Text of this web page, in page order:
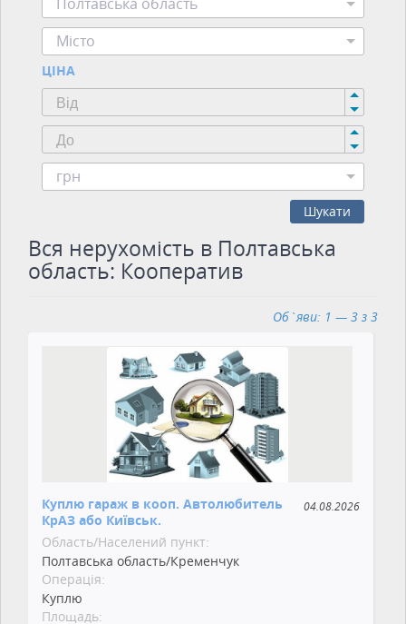
Місто
ЦІНА
грн
Шукати
Вся нерухомість в Полтавська
область: Кооператив
Об`яви: 1 — 3 з 3
Куплю гараж в кооп. Автолюбитель
КрАЗ або Київськ.
04.08.2026
Область/Населений пункт:
Полтавська область/Кременчук
Операція:
Куплю
Площадь: